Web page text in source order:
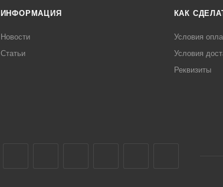
ИНФОРМАЦИЯ
Новости
Статьи
КАК
Условия
Условия
Реквизиты